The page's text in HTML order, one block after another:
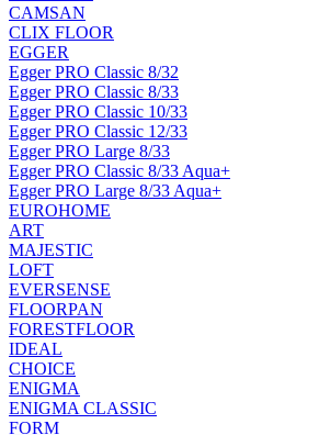
CAMSAN
CLIX FLOOR
EGGER
Egger PRO Classic 8/32
Egger PRO Classic 8/33
Egger PRO Classic 10/33
Egger PRO Classic 12/33
Egger PRO Large 8/33
Egger PRO Classic 8/33 Aqua+
Egger PRO Large 8/33 Aqua+
EUROHOME
ART
MAJESTIC
LOFT
EVERSENSE
FLOORPAN
FORESTFLOOR
IDEAL
CHOICE
ENIGMA
ENIGMA CLASSIC
FORM